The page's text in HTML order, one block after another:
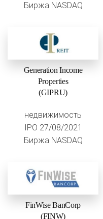
Биржа NASDAQ
Generation Income
Properties
(GIPRU)
недвижимость
IPO 27/08/2021
Биржа NASDAQ
FinWise BanCorp
(FINW)